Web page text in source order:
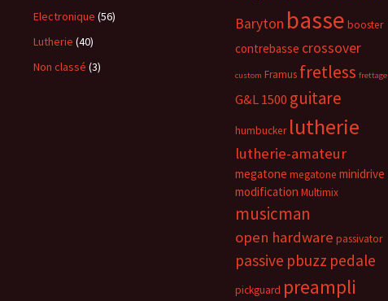
Electronique (56)
Lutherie (40)
Non classé (3)
Baryton basse booster
contrebasse crossover
custom Framus fretless frettage
G&L 1500 guitare
humbucker lutherie
lutherie-amateur
megatone megatone minidrive
modification Multimix
musicman
open hardware passivator
passive pbuzz pedale
pickguard preampli